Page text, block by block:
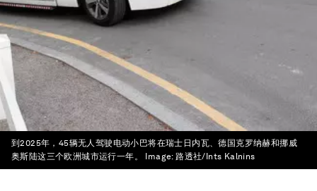
到2025年，45辆无人驾驶电动小巴将在瑞士日内瓦、德国克罗纳赫和挪威
奥斯陆这三个欧洲城市运行一年。
Image:路透社/Ints Kalnins